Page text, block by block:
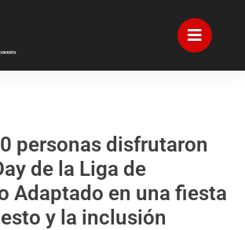
personas disfrutaron
de la Liga de
Adaptado en una fiesta
y la inclusión